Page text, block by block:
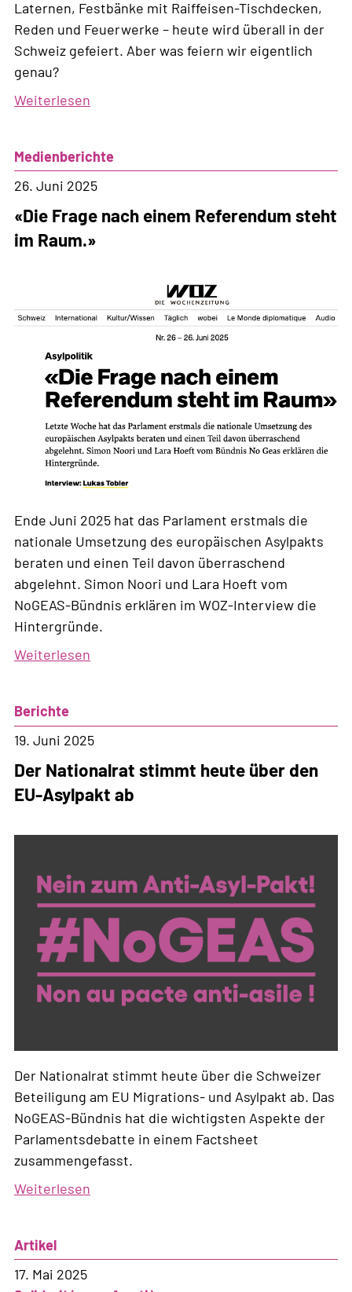
Laternen, Festbänke mit Raiffeisen-Tischdecken,
Reden und Feuerwerke – heute wird überall in der
Schweiz gefeiert. Aber was feiern wir eigentlich
genau?
Weiterlesen
Stolz
worauf?
Medienberichte
26. Juni 2025
«Die Frage nach einem Referendum steht
im Raum.»
Ende Juni 2025 hat das Parlament erstmals die
nationale Umsetzung des europäischen Asylpakts
beraten und einen Teil davon überraschend
abgelehnt. Simon Noori und Lara Hoeft vom
NoGEAS-Bündnis erklären im WOZ-Interview die
Hintergründe.
Weiterlesen
einem
Referendum
steht
im
Berichte
19. Juni 2025
Der Nationalrat stimmt heute über den
EU-Asylpakt ab
Der Nationalrat stimmt heute über die Schweizer
Beteiligung am EU Migrations- und Asylpakt ab. Das
NoGEAS-Bündnis hat die wichtigsten Aspekte der
Parlamentsdebatte in einem Factsheet
zusammengefasst.
Weiterlesen
Artikel
17. Mai 2025